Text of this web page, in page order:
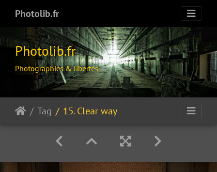
Photolib.fr
Photolib.fr
Photographies & libertés
Tag 15. Clear way